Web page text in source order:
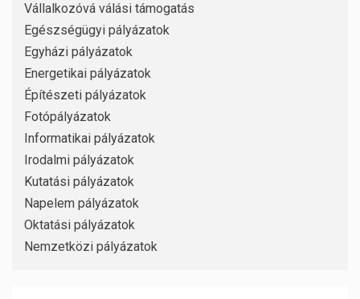
Vállalkozóvá válási támogatás
Egészségügyi pályázatok
Egyházi pályázatok
Energetikai pályázatok
Építészeti pályázatok
Fotópályázatok
Informatikai pályázatok
Irodalmi pályázatok
Kutatási pályázatok
Napelem pályázatok
Oktatási pályázatok
Nemzetközi pályázatok